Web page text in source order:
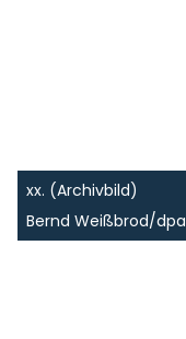
xx. (Archivbild)
Bernd Weißbrod/dpa